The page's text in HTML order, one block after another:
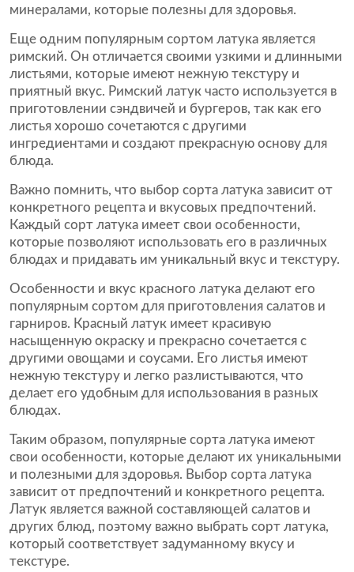
минералами, которые полезны для здоровья.
Еще одним популярным сортом латука является
римский. Он отличается своими узкими и длинными
листьями, которые имеют нежную текстуру и
приятный вкус. Римский латук часто используется в
приготовлении сэндвичей и бургеров, так как его
листья хорошо сочетаются с другими
ингредиентами и создают прекрасную основу для
блюда.
Важно помнить, что выбор сорта латука зависит от
конкретного рецепта и вкусовых предпочтений.
Каждый сорт латука имеет свои особенности,
которые позволяют использовать его в различных
блюдах и придавать им уникальный вкус и текстуру.
Особенности и вкус красного латука делают его
популярным сортом для приготовления салатов и
гарниров. Красный латук имеет красивую
насыщенную окраску и прекрасно сочетается с
другими овощами и соусами. Его листья имеют
нежную текстуру и легко разлистываются, что
делает его удобным для использования в разных
блюдах.
Таким образом, популярные сорта латука имеют
свои особенности, которые делают их уникальными
и полезными для здоровья. Выбор сорта латука
зависит от предпочтений и конкретного рецепта.
Латук является важной составляющей салатов и
других блюд, поэтому важно выбрать сорт латука,
который соответствует задуманному вкусу и
текстуре.